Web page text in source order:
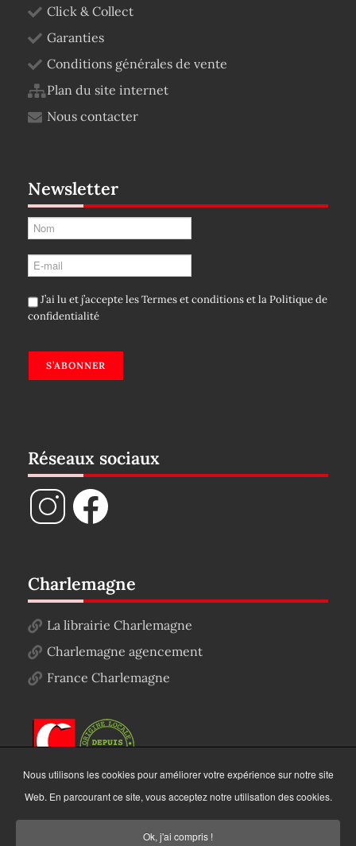
Click & Collect
Garanties
Conditions générales de vente
Plan du site internet
Nous contacter
Newsletter
J’ai lu et j’accepte lesTermes et conditionset laPolitique de
confidentialité
S’ABONNER
Réseaux sociaux
Charlemagne
La librairie Charlemagne
Charlemagne agencement
France Charlemagne
Nous utilisons les cookies pour améliorer votre expérience sur notre site
Web. En parcourant ce site, vous acceptez notre utilisation des cookies.
Ok, j'ai compris !